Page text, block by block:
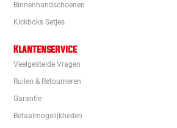
Binnenhandschoenen
Kickboks Setjes
Klantenservice
Veelgestelde Vragen
Ruilen & Retourneren
Garantie
Betaalmogelijkheden